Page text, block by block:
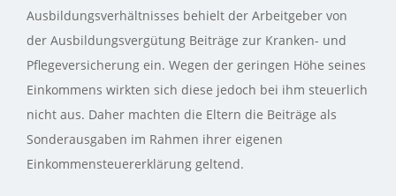
Ausbildungsverhältnisses behielt der Arbeitgeber von
der Ausbildungsvergütung Beiträge zur Kranken- und
Pflegeversicherung ein. Wegen der geringen Höhe seines
Einkommens wirkten sich diese jedoch bei ihm steuerlich
nicht aus. Daher machten die Eltern die Beiträge als
Sonderausgaben im Rahmen ihrer eigenen
Einkommensteuererklärung geltend.